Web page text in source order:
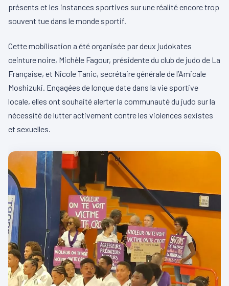
présents et les instances sportives sur une réalité encore trop
souvent tue dans le monde sportif.
Cette mobilisation a été organisée par deux judokates
ceinture noire, Michèle Fagour, présidente du club de judo de La
Française, et Nicole Tanic, secrétaire générale de l’Amicale
Moshizuki. Engagées de longue date dans la vie sportive
locale, elles ont souhaité alerter la communauté du judo sur la
nécessité de lutter activement contre les violences sexistes
et sexuelles.